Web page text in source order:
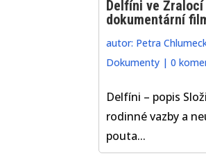
Delfíni ve
dokumentární
autor: Petra
Dokumenty| 0
Delfíni – popis
rodinné vazby a
pouta...